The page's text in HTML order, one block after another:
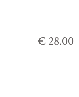
€ 28.00